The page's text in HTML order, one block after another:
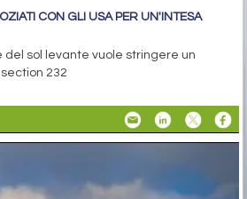
CON GLI USA PER UN'INTESA
del sol levante vuole stringere un
232